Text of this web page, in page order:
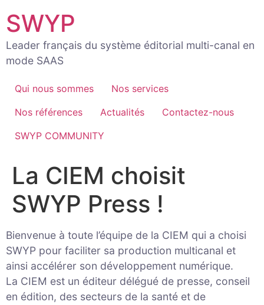
au
contenu
SWYP
Leader français du système éditorial multi-canal en
mode SAAS
Qui nous sommes
Nos services
Nos références
Actualités
Contactez-nous
SWYP COMMUNITY
La CIEM choisit
SWYP Press !
Bienvenue à toute l’équipe de la CIEM qui a choisi
SWYP pour faciliter sa production multicanal et
ainsi accélérer son développement numérique.
La CIEM est un éditeur délégué de presse, conseil
en édition, des secteurs de la santé et de